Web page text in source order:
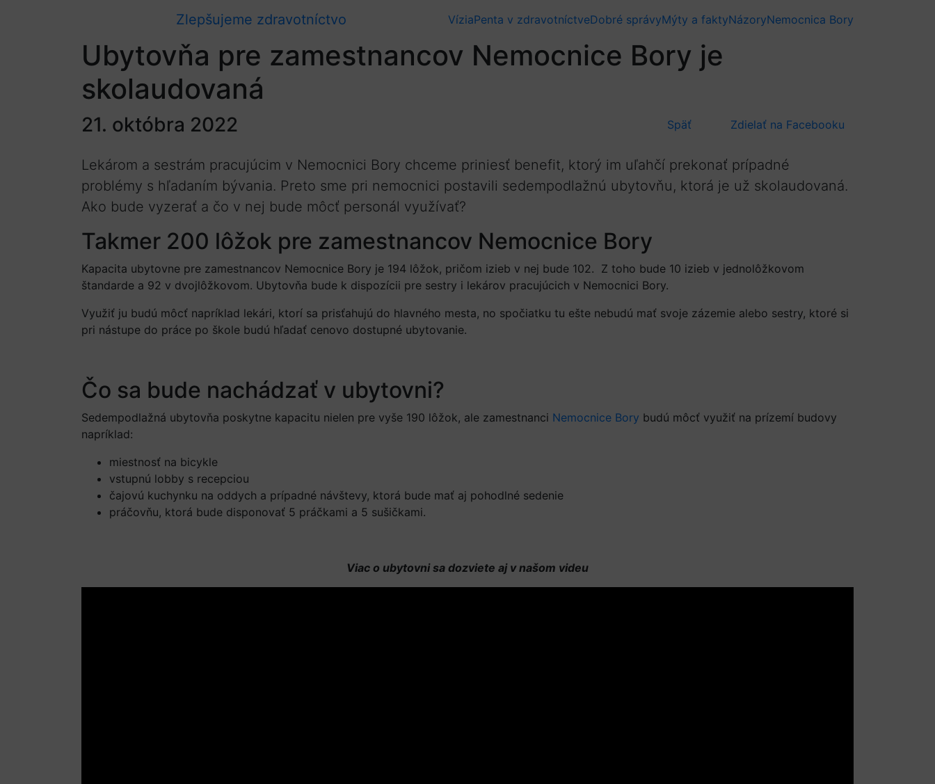
Zlepšujeme zdravotníctvo VíziaPenta v zdravotníctveDobré správyMýty a faktyNázoryNemocnica Bory
Ubytovňa pre zamestnancov Nemocnice Bory je
skolaudovaná
21. októbra 2022 Späť Zdielať na Facebooku
Lekárom a sestrám pracujúcim v Nemocnici Bory chceme priniesť benefit, ktorý im uľahčí prekonať prípadné
problémy s hľadaním bývania. Preto sme pri nemocnici postavili sedempodlažnú ubytovňu, ktorá je už skolaudovaná.
Ako bude vyzerať a čo v nej bude môcť personál využívať?
Takmer 200 lôžok pre zamestnancov Nemocnice Bory
Kapacita ubytovne pre zamestnancov Nemocnice Bory je 194 lôžok, pričom izieb v nej bude 102. Z toho bude 10 izieb v jednolôžkovom
štandarde a 92 v dvojlôžkovom. Ubytovňa bude k dispozícii pre sestry i lekárov pracujúcich v Nemocnici Bory.
Využiť ju budú môcť napríklad lekári, ktorí sa prisťahujú do hlavného mesta, no spočiatku tu ešte nebudú mať svoje zázemie alebo sestry, ktoré si
pri nástupe do práce po škole budú hľadať cenovo dostupné ubytovanie.
Čo sa bude nachádzať v ubytovni?
Sedempodlažná ubytovňa poskytne kapacitu nielen pre vyše 190 lôžok, ale zamestnanci Nemocnice Bory budú môcť využiť na prízemí budovy
napríklad:
miestnosť na bicykle
vstupnú lobby s recepciou
čajovú kuchynku na oddych a prípadné návštevy, ktorá bude mať aj pohodlné sedenie
práčovňu, ktorá bude disponovať 5 práčkami a 5 sušičkami.
Viac o ubytovni sa dozviete aj v našom videu